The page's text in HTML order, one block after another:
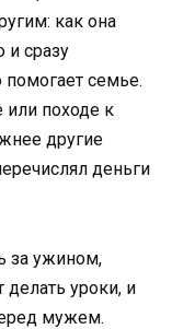
как она
и сразу
семье.
или походе к
другие
деньги
за ужином,
делать уроки, и
мужем.